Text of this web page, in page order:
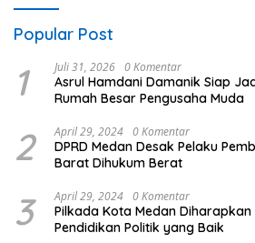
Popular Post
1 Juli 31, 2026 0 Komentar
Asrul Hamdani Damanik Siap
Rumah Besar Pengusaha Muda
2 April 29, 2024 0 Komentar
DPRD Medan Desak Pelaku
Barat Dihukum Berat
3 April 29, 2024 0 Komentar
Pilkada Kota Medan
Pendidikan Politik yang Baik